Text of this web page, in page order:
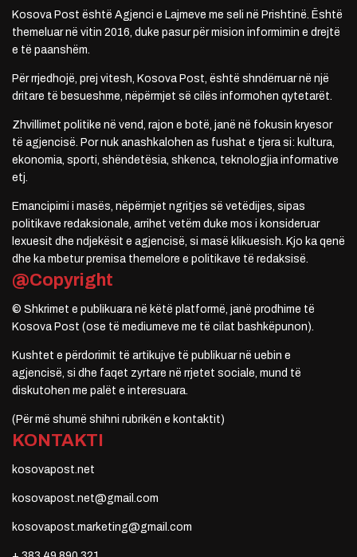
Kosova Post është Agjenci e Lajmeve me seli në Prishtinë. Është
themeluar në vitin 2016, duke pasur për mision informimin e drejtë
e të paanshëm.
Për rrjedhojë, prej vitesh, Kosova Post, është shndërruar në një
dritare të besueshme, nëpërmjet së cilës informohen qytetarët.
Zhvillimet politike në vend, rajon e botë, janë në fokusin kryesor
të agjencisë. Por nuk anashkalohen as fushat e tjera si: kultura,
ekonomia, sporti, shëndetësia, shkenca, teknologjia informative
etj.
Emancipimi i masës, nëpërmjet ngritjes së vetëdijes, sipas
politikave redaksionale, arrihet vetëm duke mos i konsideruar
lexuesit dhe ndjekësit e agjencisë, si masë klikuesish. Kjo ka qenë
dhe ka mbetur premisa themelore e politikave të redaksisë.
@Copyright
© Shkrimet e publikuara në këtë platformë, janë prodhime të
Kosova Post (ose të mediumeve me të cilat bashkëpunon).
Kushtet e përdorimit të artikujve të publikuar në uebin e
agjencisë, si dhe faqet zyrtare në rrjetet sociale, mund të
diskutohen me palët e interesuara.
(Për më shumë shihni rubrikën e kontaktit)
KONTAKTI
kosovapost.net
kosovapost.net@gmail.com
kosovapost.marketing@gmail.com